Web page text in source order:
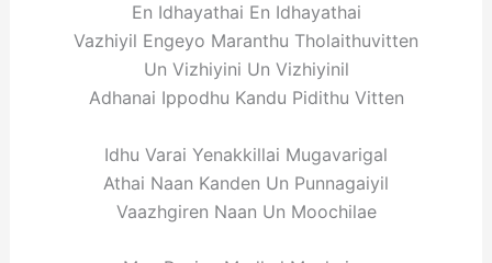
En Idhayathai En Idhayathai
Vazhiyil Engeyo Maranthu Tholaithuvitten
Un Vizhiyini Un Vizhiyinil
Adhanai Ippodhu Kandu Pidithu Vitten
Idhu Varai Yenakkillai Mugavarigal
Athai Naan Kanden Un Punnagaiyil
Vaazhgiren Naan Un Moochilae